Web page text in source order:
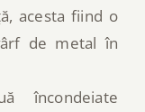
acesta fiind o
de metal în
încondeiate